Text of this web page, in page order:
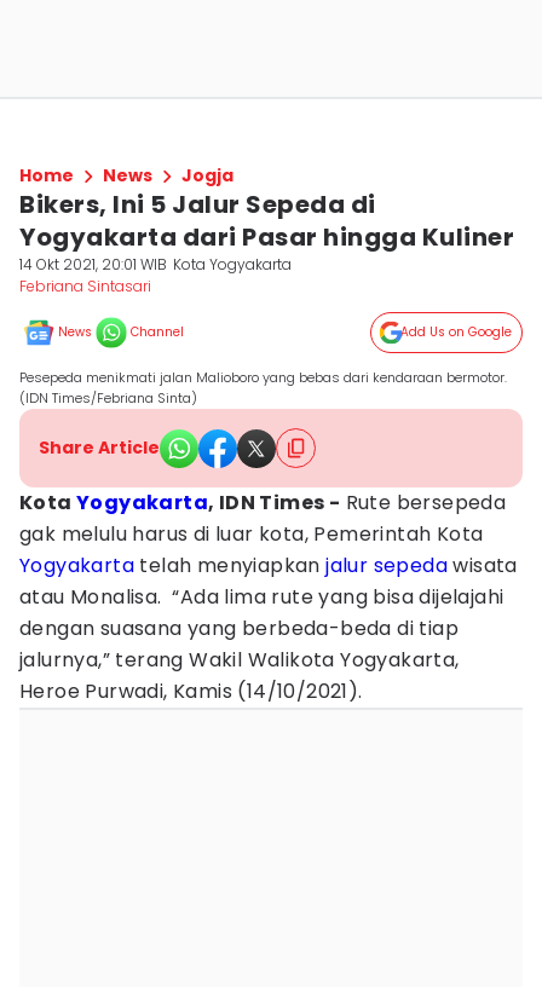
Home News Jogja
Bikers, Ini 5 Jalur Sepeda di
Yogyakarta dari Pasar hingga Kuliner
14 Okt 2021, 20:01 WIB Kota Yogyakarta
Febriana Sintasari
News Channel Add Us on Google
Pesepeda menikmati jalan Malioboro yang bebas dari kendaraan bermotor.
(IDN Times/Febriana Sinta)
Share Article
Kota Yogyakarta, IDN Times - Rute bersepeda
gak melulu harus di luar kota, Pemerintah Kota
Yogyakarta telah menyiapkanjalur sepedawisata
atau Monalisa. “Ada lima rute yang bisa dijelajahi
dengan suasana yang berbeda-beda di tiap
jalurnya,” terang Wakil Walikota Yogyakarta,
Heroe Purwadi, Kamis (14/10/2021).